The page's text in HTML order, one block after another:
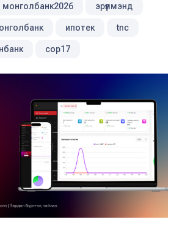
монголбанк2026 эрүүлмэнд
ипотек tnc
cop17